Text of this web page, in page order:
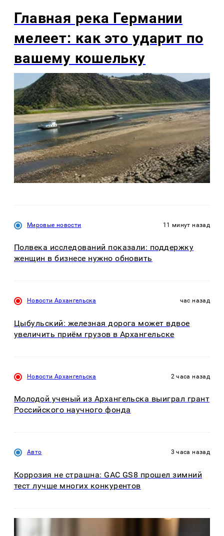
Главная река Германии
мелеет: как это ударит по
вашему кошельку
Мировые новости 11 минут назад
Полвека исследований показали: поддержку
женщин в бизнесе нужно обновить
Новости Архангельска час назад
Цыбульский: железная дорога может вдвое
увеличить приём грузов в Архангельске
Новости Архангельска 2 часа назад
Молодой ученый из Архангельска выиграл грант
Российского научного фонда
Авто 3 часа назад
Коррозия не страшна: GAC GS8 прошел зимний
тест лучше многих конкурентов